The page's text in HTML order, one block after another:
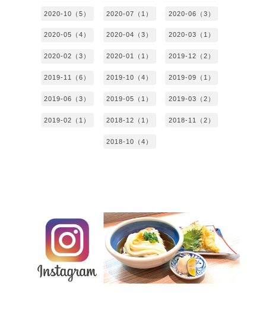
2020-10（5） 2020-07（1） 2020-06（3）
2020-05（4） 2020-04（3） 2020-03（1）
2020-02（3） 2020-01（1） 2019-12（2）
2019-11（6） 2019-10（4） 2019-09（1）
2019-06（3） 2019-05（1） 2019-03（2）
2019-02（1） 2018-12（1） 2018-11（2）
2018-10（4）